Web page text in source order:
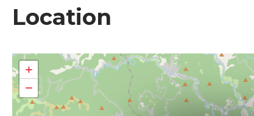
Location
+
−